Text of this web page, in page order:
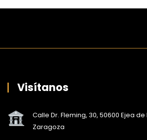
Visítanos
Calle Dr. Fleming, 30, 50600 Ejea
Zaragoza